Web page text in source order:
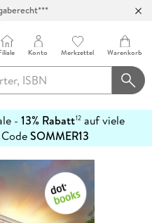
Konto Merkzettel Warenkorb
- 13% Rabatt12 auf viele
SOMMER13